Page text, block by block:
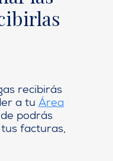
recibirás
a tu Área
podrás
facturas,